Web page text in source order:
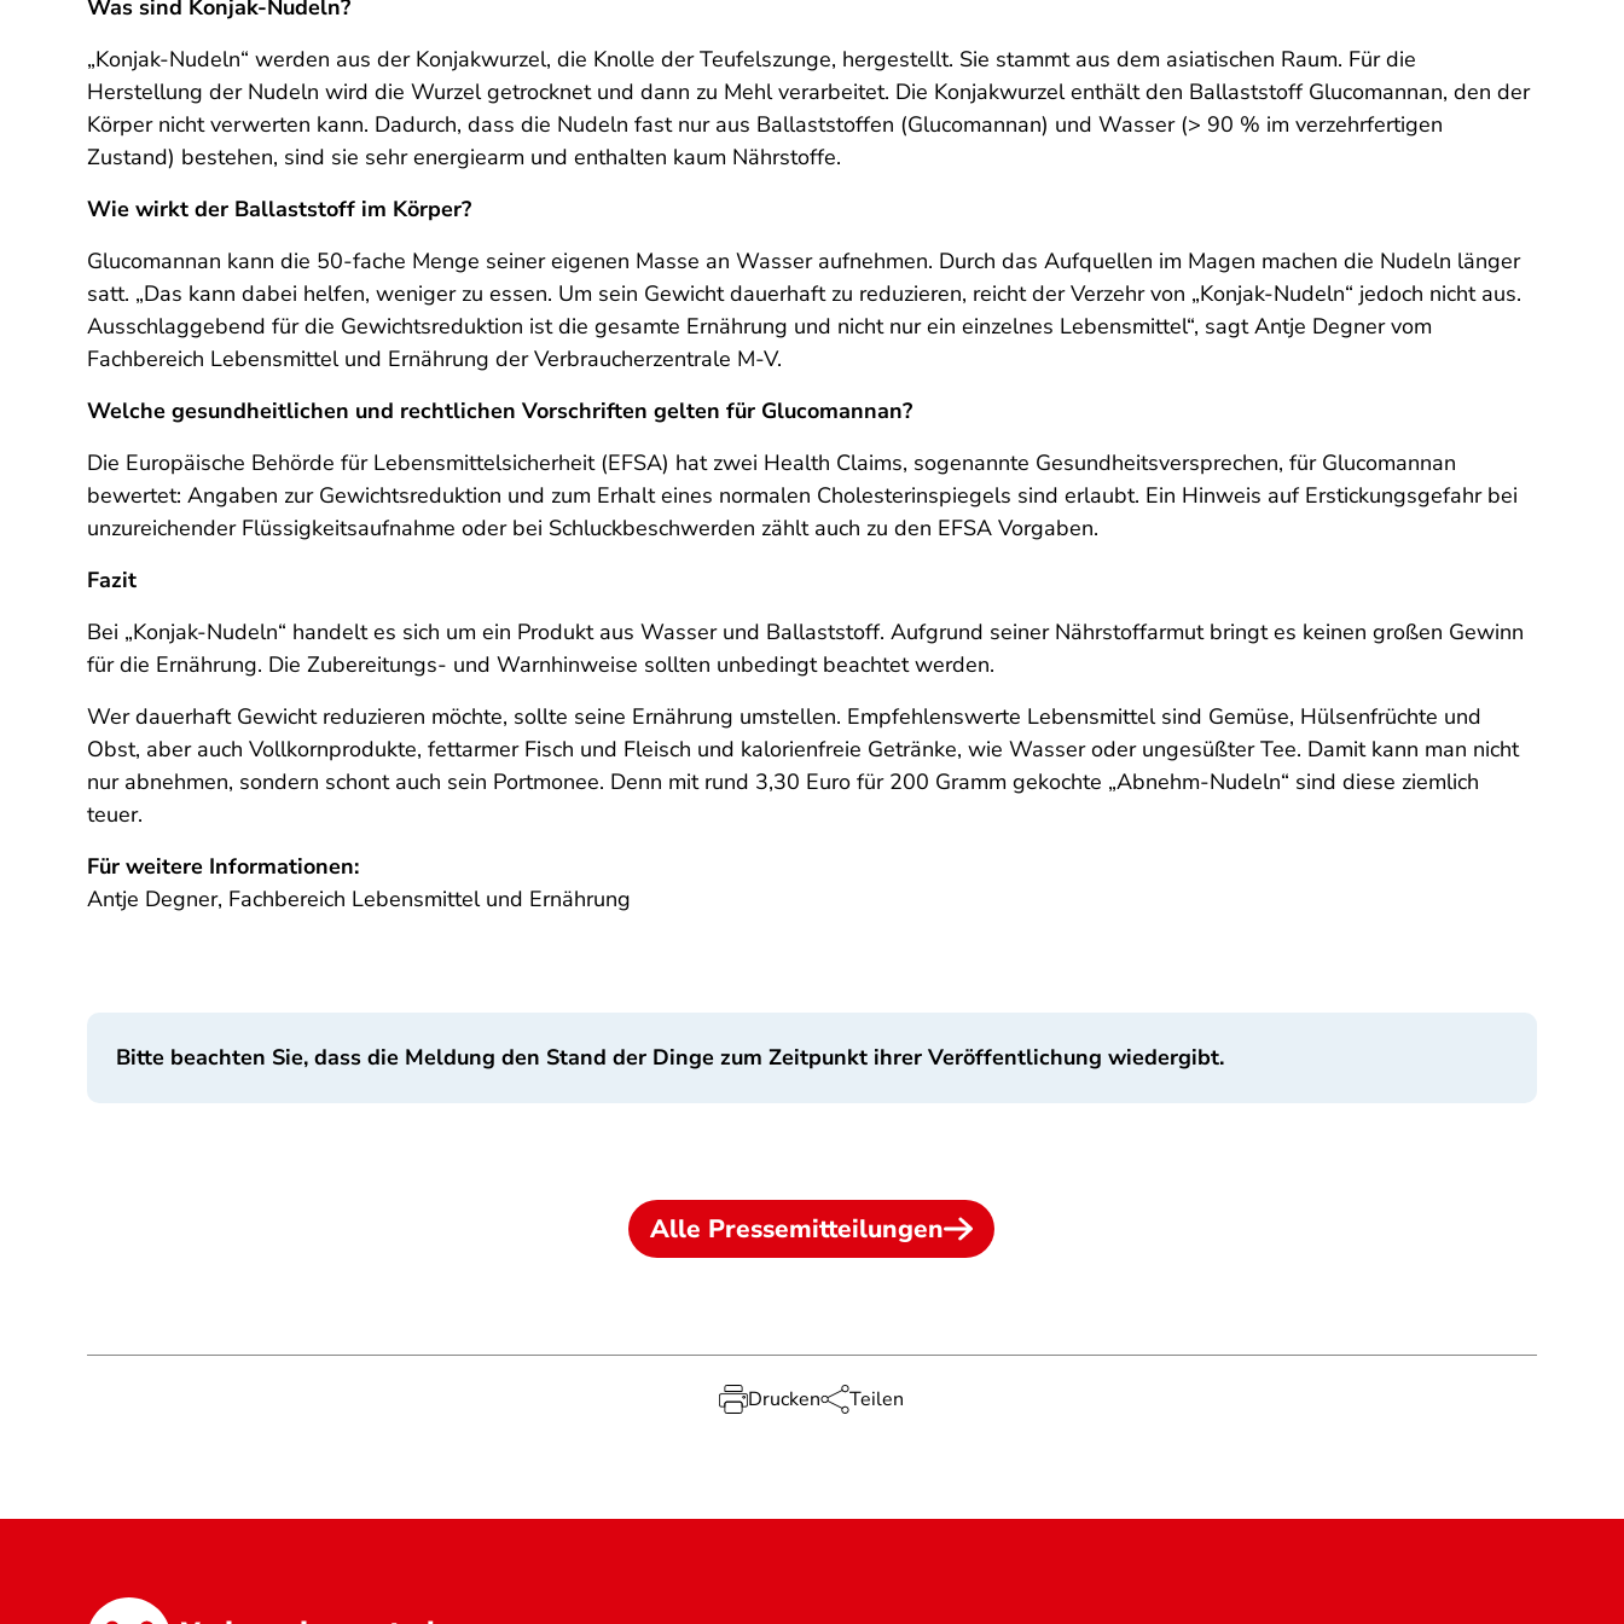
Was sind Konjak-Nudeln?
„Konjak-Nudeln“ werden aus der Konjakwurzel, die Knolle der Teufelszunge, hergestellt. Sie stammt aus dem asiatischen Raum. Für die
Herstellung der Nudeln wird die Wurzel getrocknet und dann zu Mehl verarbeitet. Die Konjakwurzel enthält den Ballaststoff Glucomannan, den der
Körper nicht verwerten kann. Dadurch, dass die Nudeln fast nur aus Ballaststoffen (Glucomannan) und Wasser (> 90 % im verzehrfertigen
Zustand) bestehen, sind sie sehr energiearm und enthalten kaum Nährstoffe.
Wie wirkt der Ballaststoff im Körper?
Glucomannan kann die 50-fache Menge seiner eigenen Masse an Wasser aufnehmen. Durch das Aufquellen im Magen machen die Nudeln länger
satt. „Das kann dabei helfen, weniger zu essen. Um sein Gewicht dauerhaft zu reduzieren, reicht der Verzehr von „Konjak-Nudeln“ jedoch nicht aus.
Ausschlaggebend für die Gewichtsreduktion ist die gesamte Ernährung und nicht nur ein einzelnes Lebensmittel“, sagt Antje Degner vom
Fachbereich Lebensmittel und Ernährung der Verbraucherzentrale M-V.
Welche gesundheitlichen und rechtlichen Vorschriften gelten für Glucomannan?
Die Europäische Behörde für Lebensmittelsicherheit (EFSA) hat zwei Health Claims, sogenannte Gesundheitsversprechen, für Glucomannan
bewertet: Angaben zur Gewichtsreduktion und zum Erhalt eines normalen Cholesterinspiegels sind erlaubt. Ein Hinweis auf Erstickungsgefahr bei
unzureichender Flüssigkeitsaufnahme oder bei Schluckbeschwerden zählt auch zu den EFSA Vorgaben.
Fazit
Bei „Konjak-Nudeln“ handelt es sich um ein Produkt aus Wasser und Ballaststoff. Aufgrund seiner Nährstoffarmut bringt es keinen großen Gewinn
für die Ernährung. Die Zubereitungs- und Warnhinweise sollten unbedingt beachtet werden.
Wer dauerhaft Gewicht reduzieren möchte, sollte seine Ernährung umstellen. Empfehlenswerte Lebensmittel sind Gemüse, Hülsenfrüchte und
Obst, aber auch Vollkornprodukte, fettarmer Fisch und Fleisch und kalorienfreie Getränke, wie Wasser oder ungesüßter Tee. Damit kann man nicht
nur abnehmen, sondern schont auch sein Portmonee. Denn mit rund 3,30 Euro für 200 Gramm gekochte „Abnehm-Nudeln“ sind diese ziemlich
teuer.
Für weitere Informationen:
Antje Degner, Fachbereich Lebensmittel und Ernährung
Bitte beachten Sie, dass die Meldung den Stand der Dinge zum Zeitpunkt ihrer Veröffentlichung wiedergibt.
Alle Pressemitteilungen
Drucken Teilen